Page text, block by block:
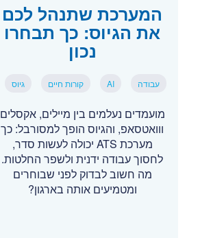
המערכת שתנהל לכם
את הגיוס: כך תבחרו
נכון
עבודה AI קורות חיים גיוס
מועמדים נעלמים בין מיילים, אקסלים
ווואטסאפ, והגיוס הופך למסורבל: כך
מערכת ATS יכולה לעשות סדר,
לחסוך עבודה ידנית ולשפר החלטות.
מה חשוב לבדוק לפני שבוחרים
ומטמיעים אותה בארגון?